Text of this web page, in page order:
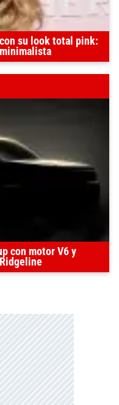
su look total pink:
con motor V6 y